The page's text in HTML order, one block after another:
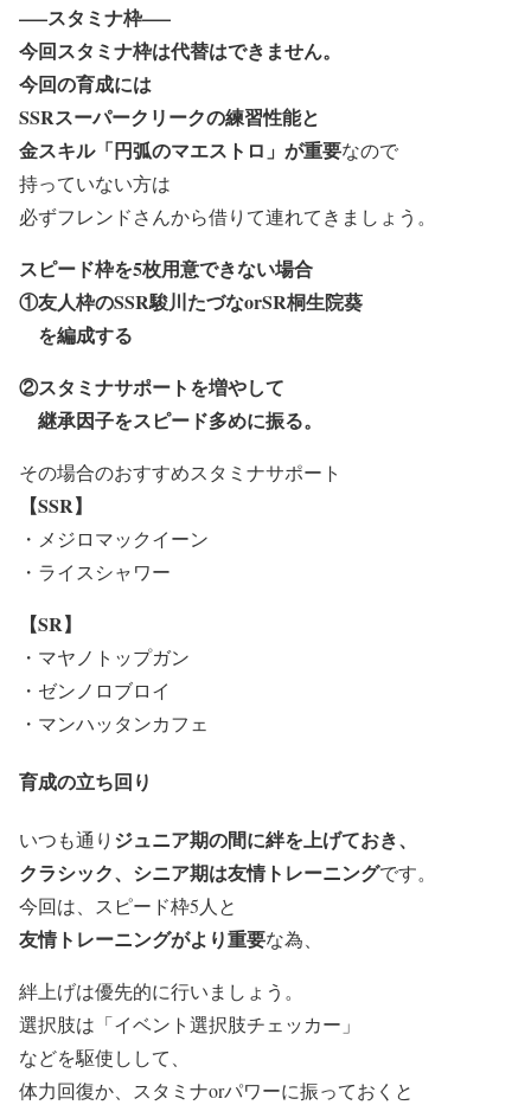
—–スタミナ枠—–
今回スタミナ枠は代替はできません。
今回の育成には
SSRスーパークリークの練習性能と
金スキル「円弧のマエストロ」が重要なので
持っていない方は
必ずフレンドさんから借りて連れてきましょう。
スピード枠を5枚用意できない場合
①友人枠のSSR駿川たづなorSR桐生院葵
を編成する
②スタミナサポートを増やして
継承因子をスピード多めに振る。
その場合のおすすめスタミナサポート
【SSR】
・メジロマックイーン
・ライスシャワー
【SR】
・マヤノトップガン
・ゼンノロブロイ
・マンハッタンカフェ
育成の立ち回り
いつも通り ジュニア期の間に絆を上げておき、
クラシック、シニア期は友情トレーニングです。
今回は、スピード枠5人と
友情トレーニングがより重要な為、
絆上げは優先的に行いましょう。
選択肢は「イベント選択肢チェッカー」
などを駆使しして、
体力回復か、スタミナorパワーに振っておくと